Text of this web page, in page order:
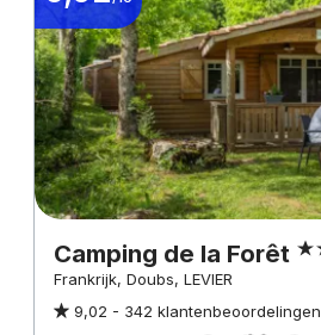
Camping de la Forêt
Frankrijk, Doubs, LEVIER
9,02 - 342 klantenbeoordelingen